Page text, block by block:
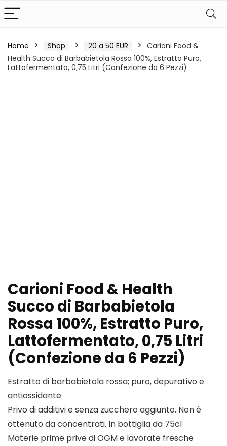
Home Shop 20 a 50 EUR
Carioni Food &
Health Succo di Barbabietola Rossa 100%, Estratto Puro,
Lattofermentato, 0,75 Litri (Confezione da 6 Pezzi)
Carioni Food & Health
Succo di Barbabietola
Rossa 100%, Estratto Puro,
Lattofermentato, 0,75 Litri
(Confezione da 6 Pezzi)
Estratto di barbabietola rossa; puro, depurativo e
antiossidante
Privo di additivi e senza zucchero aggiunto. Non è
ottenuto da concentrati. In bottiglia da 75cl
Materie prime prive di OGM e lavorate fresche